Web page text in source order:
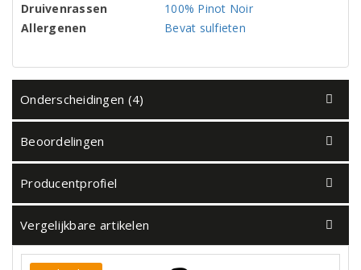
Druivenrassen
100% Pinot Noir
Allergenen
Bevat sulfieten
Onderscheidingen (4)
Beoordelingen
Producentprofiel
Vergelijkbare artikelen